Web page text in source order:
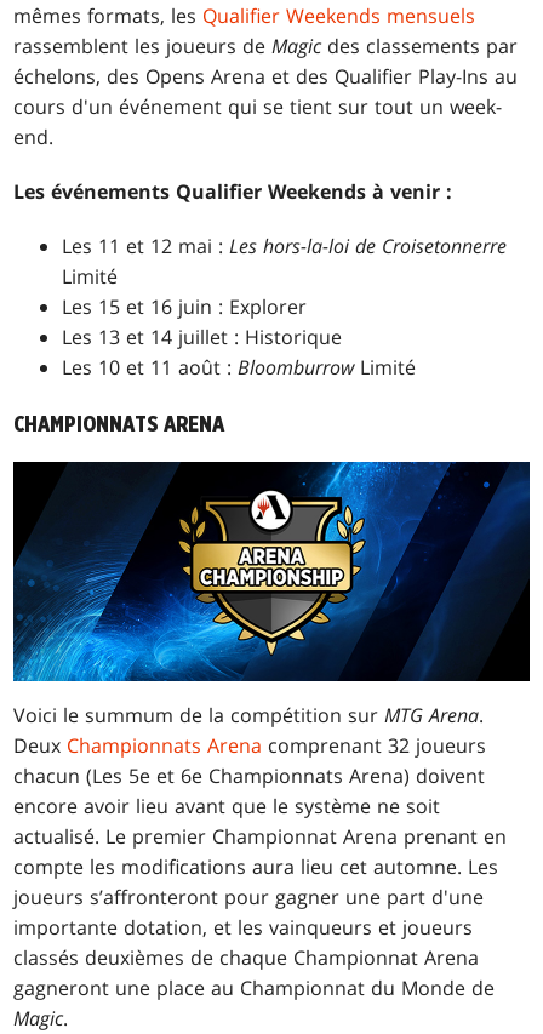
mêmes formats, les Qualifier Weekends mensuels
rassemblent les joueurs deMagic des classements par
échelons, des Opens Arena et des Qualifier Play-Ins au
cours d'un événement qui se tient sur tout un week-
end.
Les événements Qualifier Weekends à venir :
Les 11 et 12 mai :Les hors-la-loi de Croisetonnerre
Limité
Les 15 et 16 juin : Explorer
Les 13 et 14 juillet : Historique
Les 10 et 11 août :BloomburrowLimité
CHAMPIONNATS ARENA
Voici le summum de la compétition surMTG Arena.
Deux Championnats Arena comprenant 32 joueurs
chacun (Les 5e et 6e Championnats Arena) doivent
encore avoir lieu avant que le système ne soit
actualisé. Le premier Championnat Arena prenant en
compte les modifications aura lieu cet automne. Les
joueurs s’affronteront pour gagner une part d'une
importante dotation, et les vainqueurs et joueurs
classés deuxièmes de chaque Championnat Arena
gagneront une place au Championnat du Monde de
Magic.